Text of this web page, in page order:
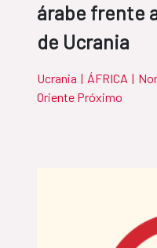
árabe frente
de Ucrania
Ucrania | ÁFRICA |
Oriente Próximo